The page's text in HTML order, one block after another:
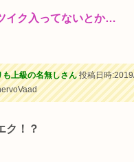
イク入ってないとか…
も上級の名無しさん投稿日時
ク！？